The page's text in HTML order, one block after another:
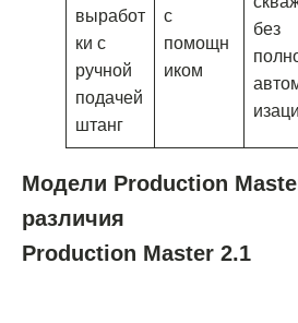
выработ
ки с
ручной
подачей
штанг
с
помощн
иком
без
Модели Production
различия
Production Master 2.1